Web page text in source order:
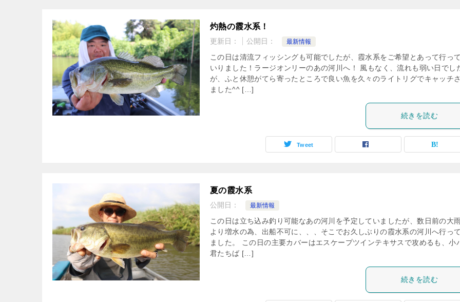
灼熱の霞水系！
更新日： 公開日： 最新情報
この日は清流フィッシングも可能でしたが、霞水系をご希望とあって行っ
いりました！ラージオンリーのあの河川へ！ 風もなく、流れも弱い日でし
が、ふと休憩がてら寄ったところで良い魚を久々のライトリグでキャッチ
ました^^ […]
続きを読む
Tweet
夏の霞水系
公開日： 最新情報
この日は立ち込み釣り可能なあの河川を予定していましたが、数日前の大
より増水の為、出船不可に、、、そこでお久しぶりの霞水系の河川へ行っ
ました。 この日の主要カバーはエスケープツインテキサスで攻めるも、小
君たちば […]
続きを読む